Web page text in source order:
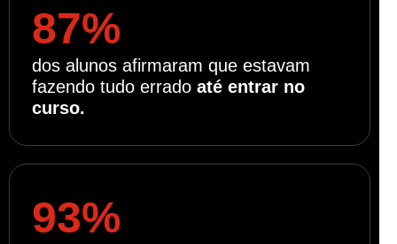
87%
dos alunos afirmaram que estavam
fazendo tudo errado até entrar no
curso.
93%